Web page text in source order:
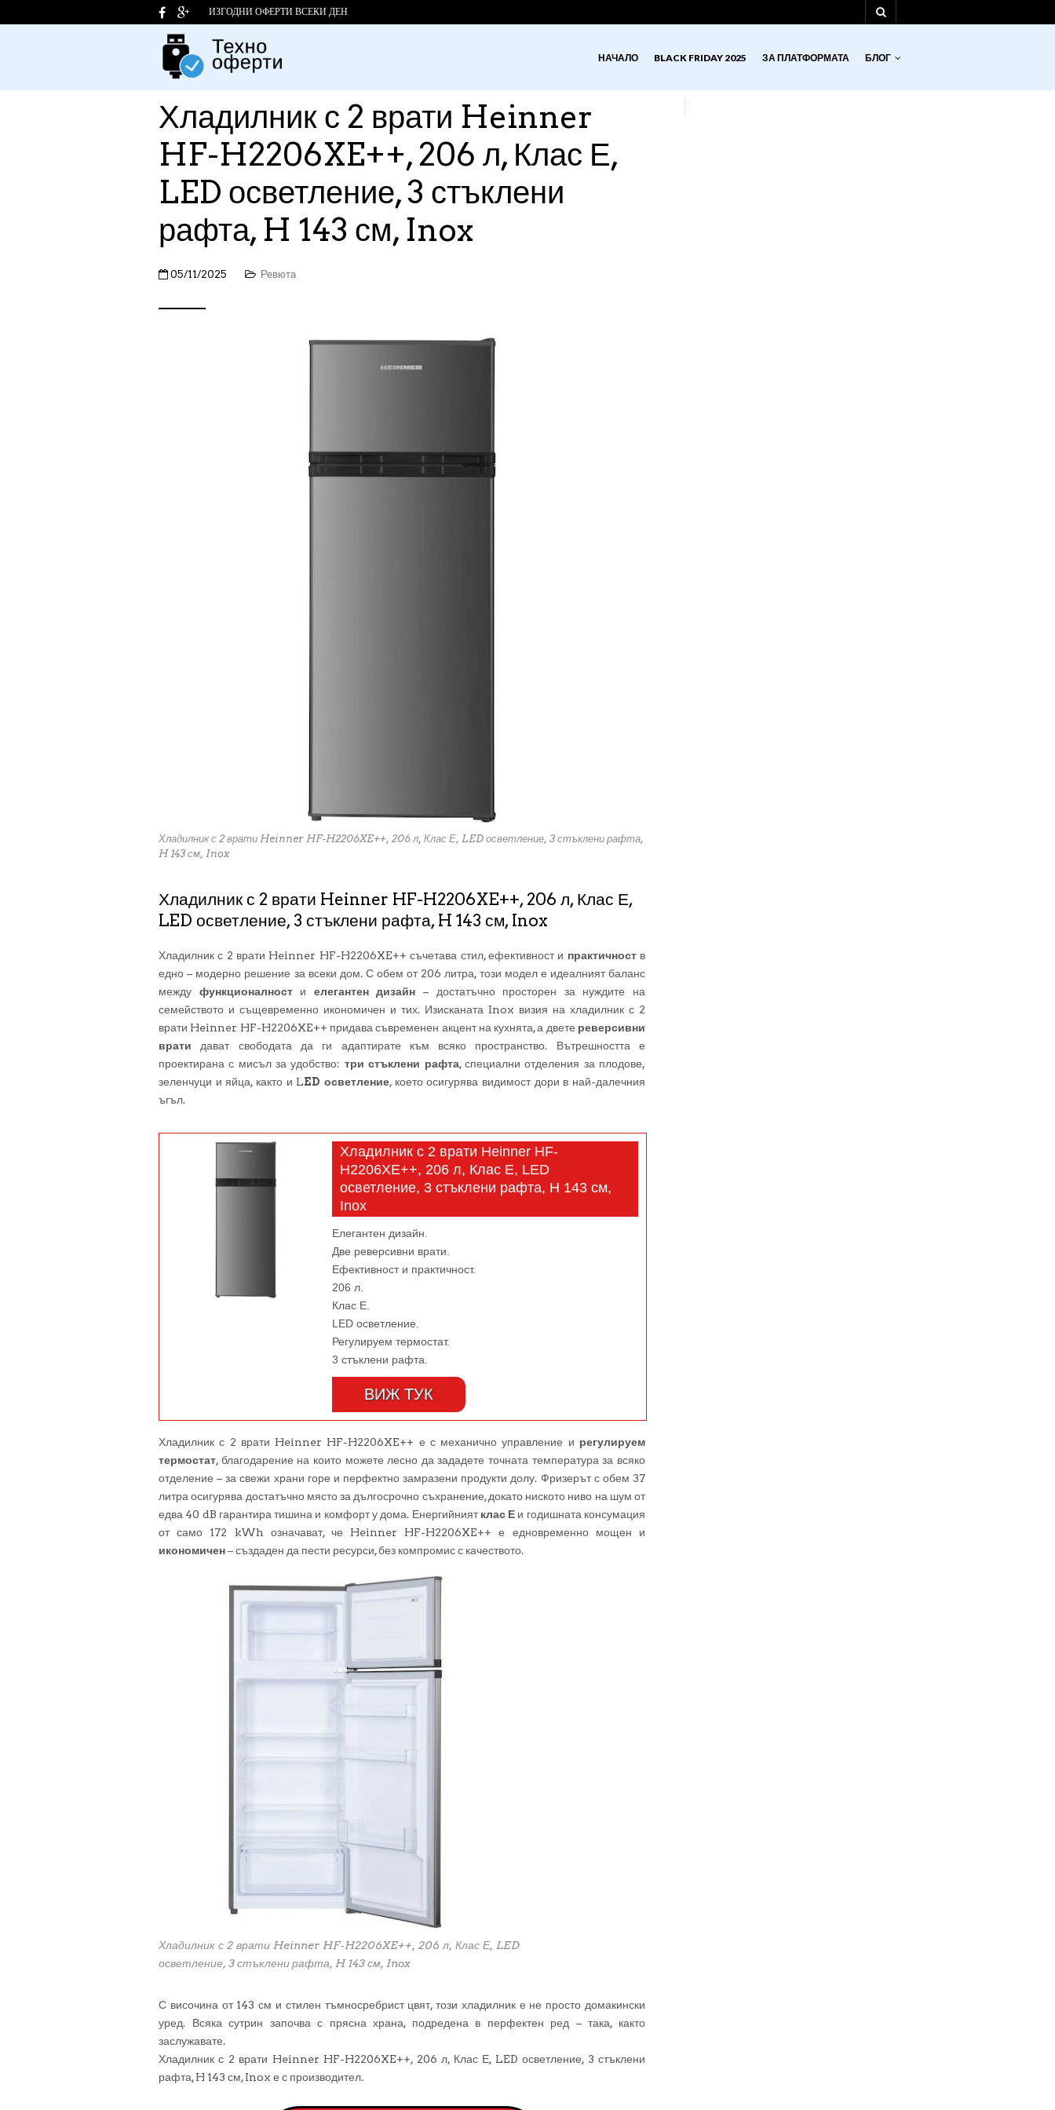
ИЗГОДНИ ОФЕРТИ ВСЕКИ ДЕН
НАЧАЛО BLACK FRIDAY 2025 ЗА ПЛАТФОРМАТА БЛОГ
Хладилник с 2 врати Heinner
HF-H2206XE++, 206 л, Клас Е,
LED осветление, 3 стъклени
рафта, H 143 см, Inox
05/11/2025 Ревюта
Хладилник с 2 врати Heinner HF-H2206XE++, 206 л, Клас Е, LED осветление, 3 стъклени рафта,
H 143 см, Inox
Хладилник с 2 врати Heinner HF-H2206XE++, 206 л, Клас Е,
LED осветление, 3 стъклени рафта, H 143 см, Inox
Хладилник с 2 врати Heinner HF-H2206XE++ съчетава стил, ефективност и практичноств
едно – модерно решение за всеки дом. С обем от 206 литра, този модел е идеалният баланс
между функционалности елегантен дизайн – достатъчно просторен за нуждите на
семейството и същевременно икономичен и тих. Изисканата Inox визия на хладилник с 2
врати Heinner HF-H2206XE++ придава съвременен акцент на кухнята, а двете реверсивни
врати дават свободата да ги адаптирате към всяко пространство. Вътрешността е
проектирана с мисъл за удобство: три стъклени рафта, специални отделения за плодове,
зеленчуци и яйца, както и LED осветление, което осигурява видимост дори в най-далечния
ъгъл.
Хладилник с 2 врати Heinner HF-
H2206XE++, 206 л, Клас Е, LED
осветление, 3 стъклени рафта, H 143 см,
Inox
Елегантен дизайн.
Две реверсивни врати.
Ефективност и практичност.
206 л.
Клас Е.
LED осветление.
Регулируем термостат.
3 стъклени рафта.
ВИЖ ТУК
Хладилник с 2 врати Heinner HF-H2206XE++ е с механично управление и регулируем
термостат, благодарение на които можете лесно да зададете точната температура за всяко
отделение – за свежи храни горе и перфектно замразени продукти долу. Фризерът с обем 37
литра осигурява достатъчно място за дългосрочно съхранение, докато ниското ниво на шум от
едва 40 dB гарантира тишина и комфорт у дома. Енергийниятклас Е и годишната консумация
от само 172 kWh означават, че Heinner HF-H2206XE++ е едновременно мощен и
икономичен– създаден да пести ресурси, без компромис с качеството.
Хладилник с 2 врати Heinner HF-H2206XE++, 206 л, Клас Е, LED
осветление, 3 стъклени рафта, H 143 см, Inox
С височина от 143 см и стилен тъмносребрист цвят, този хладилник е не просто домакински
уред. Всяка сутрин започва с прясна храна, подредена в перфектен ред – така, както
заслужавате.
Хладилник с 2 врати Heinner HF-H2206XE++, 206 л, Клас Е, LED осветление, 3 стъклени
рафта, H 143 см, Inox е с производител.